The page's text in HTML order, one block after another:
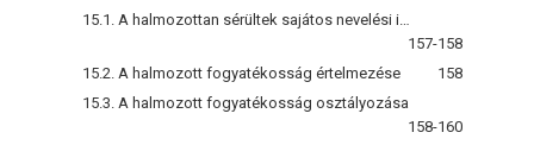
157-158
15.2. A halmozott fogyatékosság értelmezése
158
15.3. A halmozott fogyatékosság osztályozása
158-160